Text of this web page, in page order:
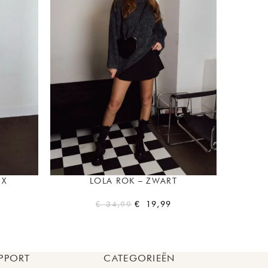
LOLA ROK – ZWART
€34,99 € 19,99
CATEGORIEËN